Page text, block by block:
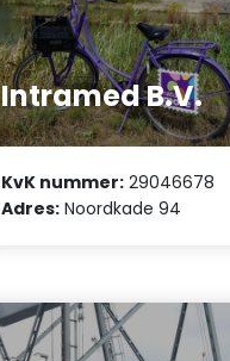
Intramed B.V.
KvK nummer: 29046678
Adres: Noordkade 94